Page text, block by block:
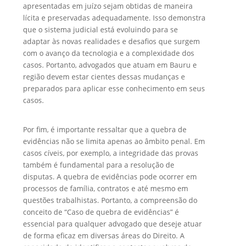
apresentadas em juízo sejam obtidas de maneira
lícita e preservadas adequadamente. Isso demonstra
que o sistema judicial está evoluindo para se
adaptar às novas realidades e desafios que surgem
com o avanço da tecnologia e a complexidade dos
casos. Portanto, advogados que atuam em Bauru e
região devem estar cientes dessas mudanças e
preparados para aplicar esse conhecimento em seus
casos.
Por fim, é importante ressaltar que a quebra de
evidências não se limita apenas ao âmbito penal. Em
casos cíveis, por exemplo, a integridade das provas
também é fundamental para a resolução de
disputas. A quebra de evidências pode ocorrer em
processos de família, contratos e até mesmo em
questões trabalhistas. Portanto, a compreensão do
conceito de “Caso de quebra de evidências” é
essencial para qualquer advogado que deseje atuar
de forma eficaz em diversas áreas do Direito. A